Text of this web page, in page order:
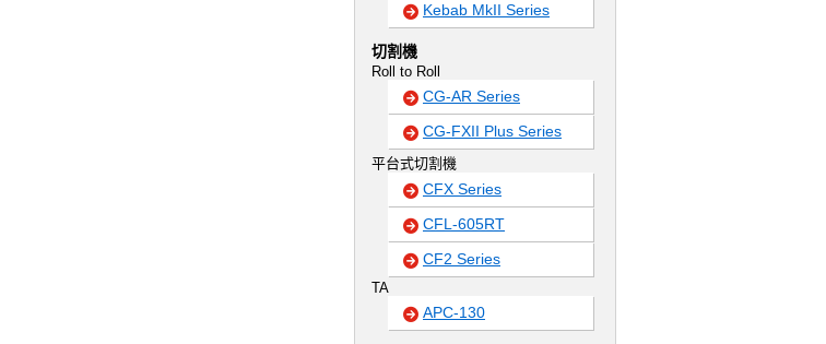
Kebab MkII Series
切割機
Roll to Roll
CG-AR Series
CG-FXII Plus Series
平台式切割機
CFX Series
CFL-605RT
CF2 Series
TA
APC-130